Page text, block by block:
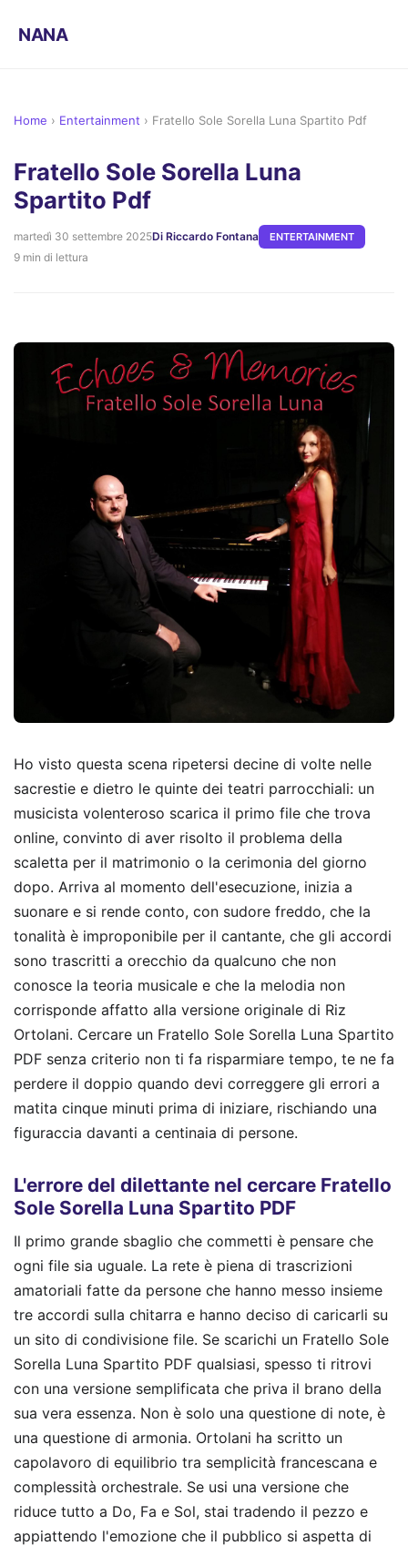
NANA
Home › Entertainment › Fratello Sole Sorella Luna Spartito Pdf
Fratello Sole Sorella Luna
Spartito Pdf
martedì 30 settembre 2025Di Riccardo Fontana ENTERTAINMENT
9 min di lettura
Ho visto questa scena ripetersi decine di volte nelle
sacrestie e dietro le quinte dei teatri parrocchiali: un
musicista volenteroso scarica il primo file che trova
online, convinto di aver risolto il problema della
scaletta per il matrimonio o la cerimonia del giorno
dopo. Arriva al momento dell'esecuzione, inizia a
suonare e si rende conto, con sudore freddo, che la
tonalità è improponibile per il cantante, che gli accordi
sono trascritti a orecchio da qualcuno che non
conosce la teoria musicale e che la melodia non
corrisponde affatto alla versione originale di Riz
Ortolani. Cercare un Fratello Sole Sorella Luna Spartito
PDF senza criterio non ti fa risparmiare tempo, te ne fa
perdere il doppio quando devi correggere gli errori a
matita cinque minuti prima di iniziare, rischiando una
figuraccia davanti a centinaia di persone.
L'errore del dilettante nel cercare Fratello
Sole Sorella Luna Spartito PDF
Il primo grande sbaglio che commetti è pensare che
ogni file sia uguale. La rete è piena di trascrizioni
amatoriali fatte da persone che hanno messo insieme
tre accordi sulla chitarra e hanno deciso di caricarli su
un sito di condivisione file. Se scarichi un Fratello Sole
Sorella Luna Spartito PDF qualsiasi, spesso ti ritrovi
con una versione semplificata che priva il brano della
sua vera essenza. Non è solo una questione di note, è
una questione di armonia. Ortolani ha scritto un
capolavoro di equilibrio tra semplicità francescana e
complessità orchestrale. Se usi una versione che
riduce tutto a Do, Fa e Sol, stai tradendo il pezzo e
appiattendo l'emozione che il pubblico si aspetta di